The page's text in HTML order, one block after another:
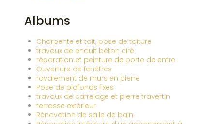
Albums
Charpente et toit, pose de toiture
travaux de enduit béton ciré
réparation et peinture de porte de entre
Ouverture de fenêtres
ravalement de murs en pierre
Pose de plafonds fixes
travaux de carrelage et pierre travertin
terrasse extérieur
Rénovation de salle de bain